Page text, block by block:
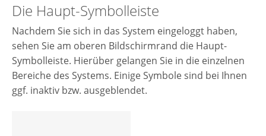
E-Mail-Templates
Automatische Preisberechnung
Hinterlegen von Festpreisen
Salesrank-Staffeln
Die Haupt-Symbolleiste
Nachdem Sie sich in das System eingeloggt haben,
sehen Sie am oberen Bildschirmrand die Haupt-
Symbolleiste. Hierüber gelangen Sie in die einzelnen
Bereiche des Systems. Einige Symbole sind bei Ihnen
ggf. inaktiv bzw. ausgeblendet.